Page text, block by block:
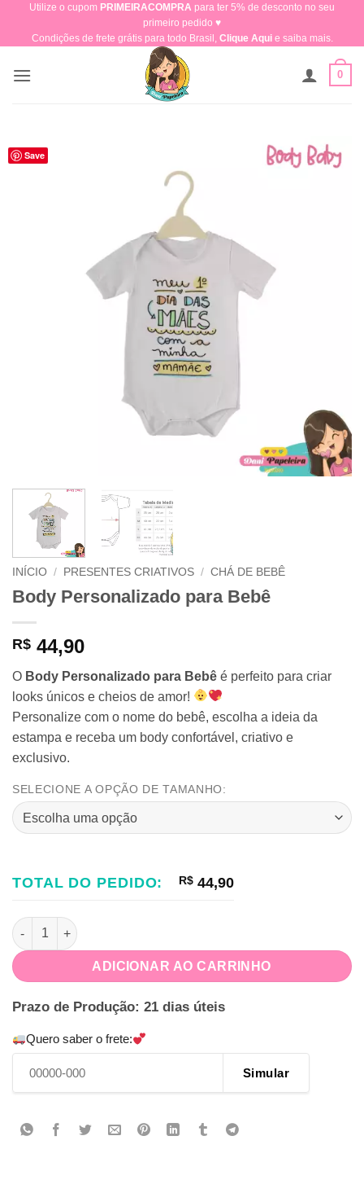
content
Utilize o cupom PRIMEIRACOMPRA para ter 5% de desconto no seu
primeiro pedido ♥​
Condições de frete grátis para todo Brasil, Clique Aquie saiba mais.
0
Save
INÍCIO / PRESENTES CRIATIVOS / CHÁ DE BEBÊ
Body Personalizado para Bebê
R$ 44,90
O Body Personalizado para Bebê é perfeito para criar
looks únicos e cheios de amor!
Personalize com o nome do bebê, escolha a ideia da
estampa e receba um body confortável, criativo e
exclusivo.
SELECIONE A OPÇÃO DE TAMANHO:
TOTAL DO PEDIDO: R$ 44,90
Body Personalizado para Bebê quantidade
ADICIONAR AO CARRINHO
Prazo de Produção: 21 dias úteis
Quero saber o frete:
Simular